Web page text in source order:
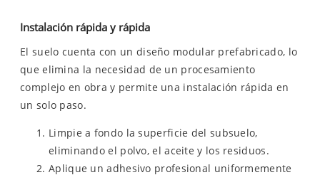
Instalación rápida y rápida
El suelo cuenta con un diseño modular prefabricado, lo
que elimina la necesidad de un procesamiento
complejo en obra y permite una instalación rápida en
un solo paso.
Limpie a fondo la superficie del subsuelo,
eliminando el polvo, el aceite y los residuos.
Aplique un adhesivo profesional uniformemente